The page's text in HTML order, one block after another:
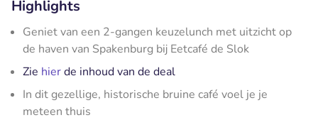
Highlights
Geniet van een 2-gangen keuzelunch met uitzicht op
de haven van Spakenburg bij Eetcafé de Slok
Zie hierde inhoud van de deal
In dit gezellige, historische bruine café voel je je
meteen thuis